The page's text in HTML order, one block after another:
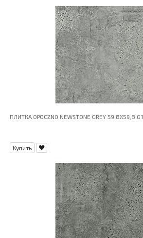
ПЛИТКА OPOCZNO NEWSTONE GREY 59,8X59,8 G1
Купить